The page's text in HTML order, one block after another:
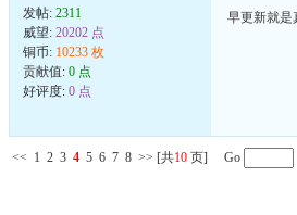
发帖: 2311
威望: 20202 点
铜币: 10233 枚
贡献值: 0 点
好评度: 0 点
早更新就是
<< 1 2 3 4 5 6 7 8 >> [共10 页] Go